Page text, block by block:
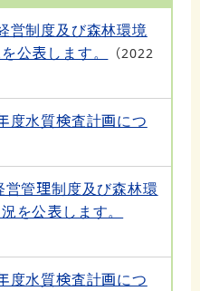
制度及び森林環境
公表します。
2022
水質検査計画につ
管理制度及び森林環
を公表します。
水質検査計画につ